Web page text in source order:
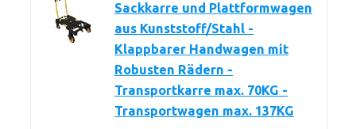
Sackkarre und Plattformwagen
aus Kunststoff/Stahl -
Klappbarer Handwagen mit
Robusten Rädern -
Transportkarre max. 70KG -
Transportwagen max. 137KG